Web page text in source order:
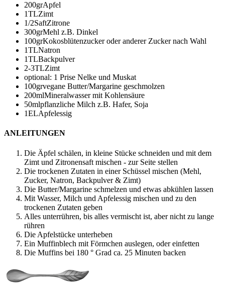
200grApfel
1TLZimt
1/2SaftZitrone
300grMehl z.B. Dinkel
100grKokosblütenzucker oder anderer Zucker nach Wahl
1TLNatron
1TLBackpulver
2-3TLZimt
optional: 1 Prise Nelke und Muskat
100grvegane Butter/Margarine geschmolzen
200mlMineralwasser mit Kohlensäure
50mlpflanzliche Milch z.B. Hafer, Soja
1ELApfelessig
ANLEITUNGEN
Die Äpfel schälen, in kleine Stücke schneiden und mit dem
Zimt und Zitronensaft mischen - zur Seite stellen
Die trockenen Zutaten in einer Schüssel mischen (Mehl,
Zucker, Natron, Backpulver & Zimt)
Die Butter/Margarine schmelzen und etwas abkühlen lassen
Mit Wasser, Milch und Apfelessig mischen und zu den
trockenen Zutaten geben
Alles unterrühren, bis alles vermischt ist, aber nicht zu lange
rühren
Die Apfelstücke unterheben
Ein Muffinblech mit Förmchen auslegen, oder einfetten
Die Muffins bei 180 ° Grad ca. 25 Minuten backen